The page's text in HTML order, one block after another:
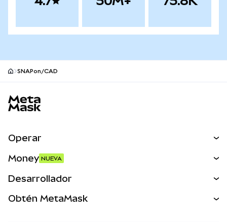
SNAPon/CAD
Operar
Activos del mundo real
Money NUEVA
Desarrollador
Obtén MetaMask